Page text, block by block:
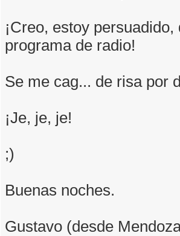
¡Creo, estoy
programa de radio!
Se me cag... de risa por
¡Je, je, je!
;)
Buenas noches.
Gustavo (desde